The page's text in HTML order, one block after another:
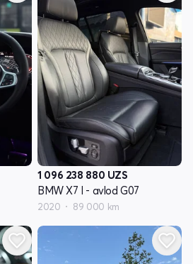
1 096 238 880 UZS
BMW X7 I - avlod G07
2020 89 000 km